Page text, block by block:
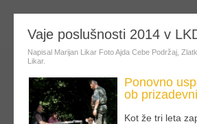
Vaje poslušnosti 2014 v
Napisal Marijan Likar Foto Ajda Cebe Podržaj,
Likar.
Ponovno
ob
Kot že tri leta